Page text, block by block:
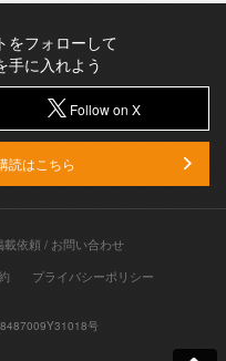
をフォローして
手に入れよう
Follow on X
読はこちら
載依頼 / お問い合わせ
プライバシーポリシー
号